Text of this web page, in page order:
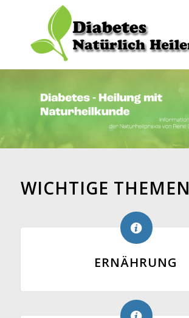
WICHTIGE THEMEN
ERNÄHRUNG